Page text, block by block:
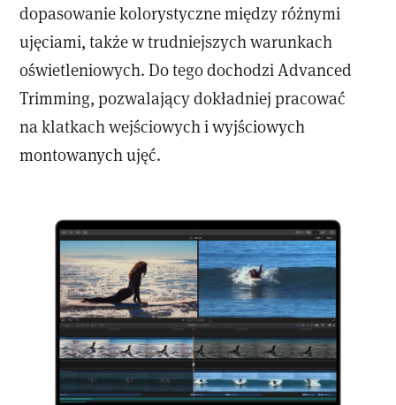
dopasowanie kolorystyczne między różnymi
ujęciami, także w trudniejszych warunkach
oświetleniowych. Do tego dochodzi Advanced
Trimming, pozwalający dokładniej pracować
na klatkach wejściowych i wyjściowych
montowanych ujęć.